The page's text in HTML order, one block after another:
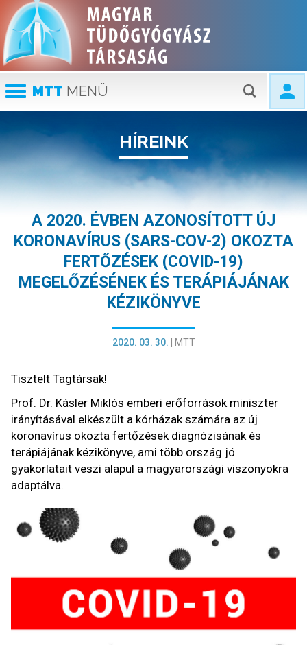
MTT MENÜ
HÍREINK
A 2020. ÉVBEN AZONOSÍTOTT ÚJ
KORONAVÍRUS (SARS-COV-2) OKOZTA
FERTŐZÉSEK (COVID-19)
MEGELŐZÉSÉNEK ÉS TERÁPIÁJÁNAK
KÉZIKÖNYVE
2020. 03. 30. MTT
Tisztelt Tagtársak!
Prof. Dr. Kásler Miklós emberi erőforrások miniszter
irányításával elkészült a kórházak számára az új
koronavírus okozta fertőzések diagnózisának és
terápiájának kézikönyve, ami több ország jó
gyakorlatait veszi alapul a magyarországi viszonyokra
adaptálva.